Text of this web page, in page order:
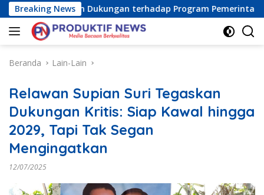
Langsung
ke
konten
Breaking News
Dukungan terhadap Program Pemerintah Pusat dan
Beranda Lain-Lain
Relawan Supian Suri Tegaskan
Dukungan Kritis: Siap Kawal hingga
2029, Tapi Tak Segan
Mengingatkan
12/07/2025